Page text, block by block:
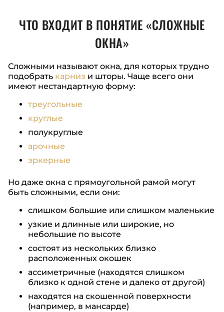
ЧТО ВХОДИТ В ПОНЯТИЕ «СЛОЖНЫЕ
ОКНА»
Сложными называют окна, для которых трудно
подобрать карниз и шторы. Чаще всего они
имеют нестандартную форму:
треугольные
круглые
полукруглые
арочные
эркерные
Но даже окна с прямоугольной рамой могут
быть сложными, если они:
слишком большие или слишком маленькие
узкие и длинные или широкие, но
небольшие по высоте
состоят из нескольких близко
расположенных окошек
ассиметричные (находятся слишком
близко к одной стене и далеко от другой)
находятся на скошенной поверхности
(например, в мансарде)